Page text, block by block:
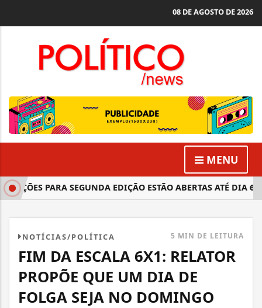
08 DE AGOSTO DE 2026
MENU
PARA SEGUNDA EDIÇÃO ESTÃO ABERTAS ATÉ DIA 6
NOTÍCIAS/POLÍTICA 5 MIN DE LEITURA
FIM DA ESCALA 6X1: RELATOR
PROPÕE QUE UM DIA DE
FOLGA SEJA NO DOMINGO